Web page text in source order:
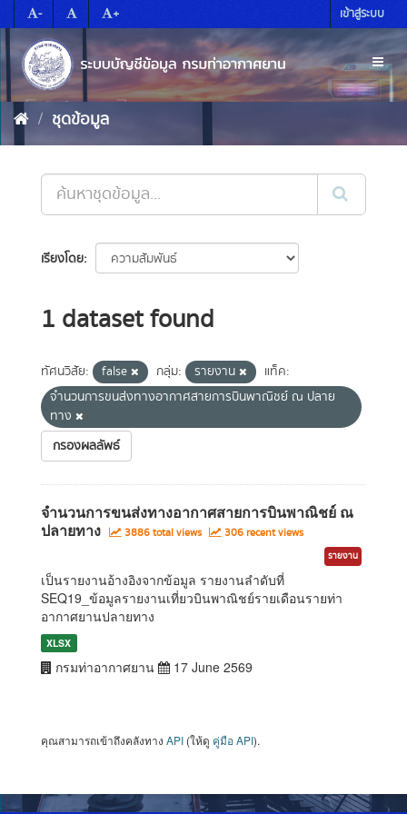
to
content
- + เข้าสู่ระบบ
ชุดข้อมูล
เรียงโดย
1 dataset found
ทัศนวิสัย: false กลุ่ม: รายงาน
แท็ค:
จำนวนการขนส่งทางอากาศสายการบินพาณิชย์ ณ ปลาย
ทาง
กรองผลลัพธ์
จำนวนการขนส่งทางอากาศสายการบินพาณิชย์ ณ
ปลายทาง
3886 total views 306 recent views
รายงาน
เป็นรายงานอ้างอิงจากข้อมูล รายงานลำดับที่
SEQ19_ข้อมูลรายงานเที่ยวบินพาณิชย์รายเดือนรายท่า
อากาศยานปลายทาง
XLSX
กรมท่าอากาศยาน 17 June 2569
คุณสามารถเข้าถึงคลังทาง API (ให้ดู คู่มือ API).